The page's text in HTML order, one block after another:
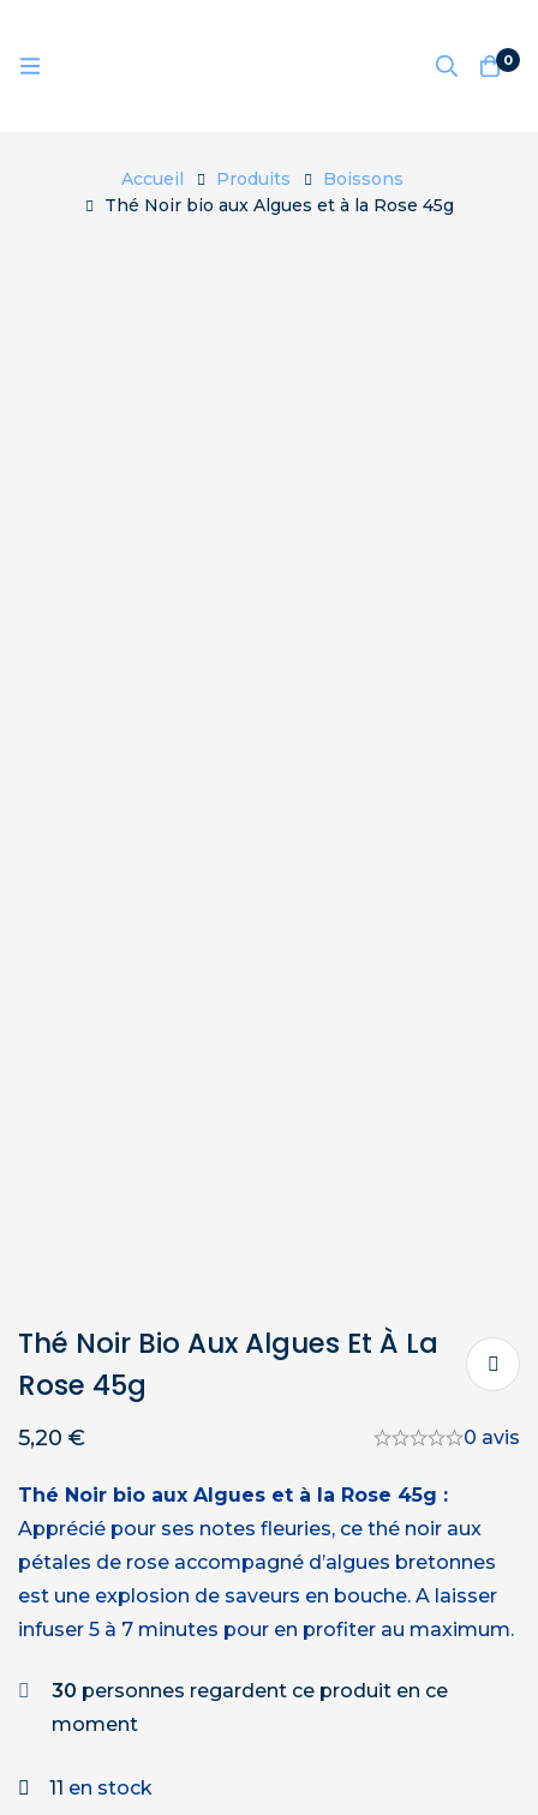
0
Accueil Produits
Boissons
Thé Noir bio aux Algues et à la Rose 45g
Thé Noir Bio Aux Algues Et À La
Rose 45g
5,20 € 0 avis
Thé Noir bio aux Algues et à la Rose 45g :
Apprécié pour ses notes fleuries, ce thé noir aux
pétales de rose accompagné d’algues bretonnes
est une explosion de saveurs en bouche. A laisser
infuser 5 à 7 minutes pour en profiter au maximum.
30 personnes regardent ce produit en ce
moment
11 en stock